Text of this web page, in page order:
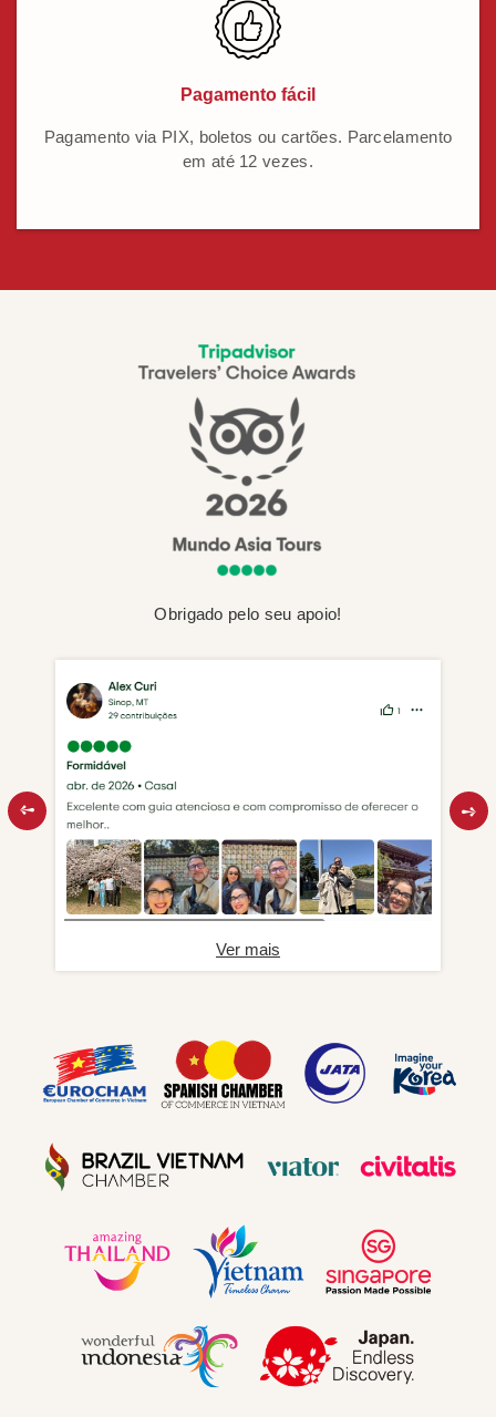
Pagamento fácil
Pagamento via PIX, boletos ou cartões. Parcelamento
em até 12 vezes.
Obrigado pelo seu apoio!
Ver mais